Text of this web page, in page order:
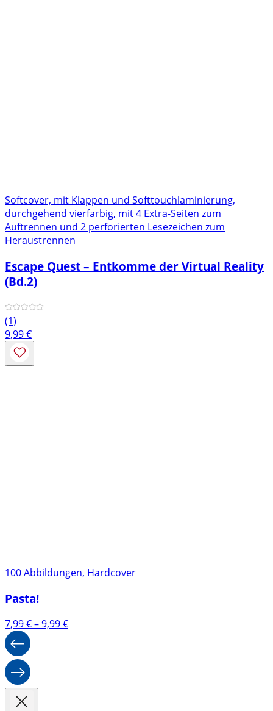
Softcover, mit Klappen und Softtouchlaminierung,
durchgehend vierfarbig, mit 4 Extra-Seiten zum
Auftrennen und 2 perforierten Lesezeichen zum
Heraustrennen
Escape Quest – Entkomme der Virtual Reality
(Bd.2)
(1)
9,99€
100 Abbildungen, Hardcover
Pasta!
7,99€–9,99€Preisspanne: